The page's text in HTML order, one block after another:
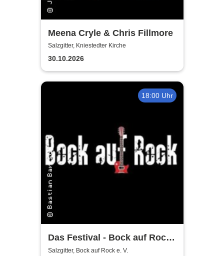
Meena Cryle & Chris Fillmore
Salzgitter, Kniestedter Kirche
30.10.2026
18:00 Uhr
Das Festival - Bock auf Rock
gemeinnütziger e. V.
Salzgitter, Bock auf Rock e. V.